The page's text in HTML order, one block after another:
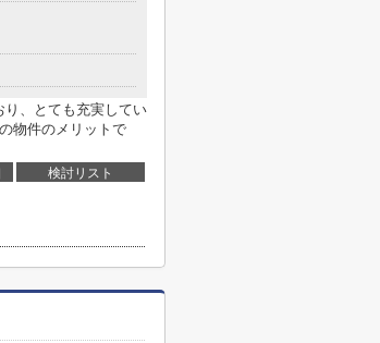
、とても充実してい
物件のメリットで
検討リスト